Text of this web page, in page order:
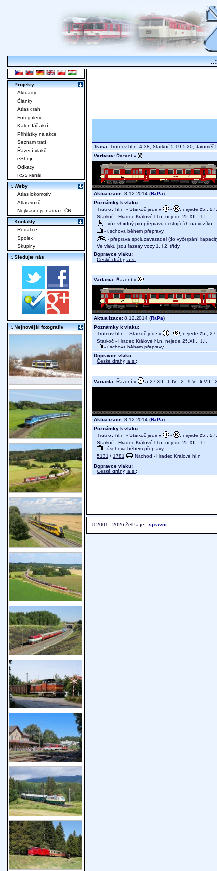
Trasa: Trutnov hl.n. 4.38, Starkoč 5.19-5.20,
Varianta: Řazení v
Aktualizace: 8.12.2014 (RaPa)
Poznámky k vlaku:
Trutnov hl.n. - Starkoč jede v
-
, nejede 25.,
Starkoč - Hradec Králové hl.n. nejede 25.XII., 1.I.
- vůz vhodný pro přepravu cestujících na vozíku
- úschova během přepravy
- přeprava spoluzavazadel (do vyčerpání
Ve vlaku jsou řazeny vozy 1. i 2. třídy
Dopravce vlaku:
České dráhy, a.s. ;
Varianta: Řazení v
Aktualizace: 8.12.2014 (RaPa)
Poznámky k vlaku:
Trutnov hl.n. - Starkoč jede v
-
, nejede 25.,
Starkoč - Hradec Králové hl.n. nejede 25.XII., 1.I.
- úschova během přepravy
Dopravce vlaku:
České dráhy, a.s. ;
Varianta: Řazení v a 27.XII., 6.IV., 2., 9.V., 6.VII.,
Aktualizace: 8.12.2014 (RaPa)
Poznámky k vlaku:
Trutnov hl.n. - Starkoč jede v
-
, nejede 25.,
Starkoč - Hradec Králové hl.n. nejede 25.XII., 1.I.
- úschova během přepravy
5131 / 1781
Náchod - Hradec Králové hl.n.
Dopravce vlaku:
České dráhy, a.s. ;
© 2001 - 2026 ŽelPage - správci
:. Projekty
Aktuality
Články
Atlas drah
Fotogalerie
Kalendář akcí
Přihlášky na akce
Seznam tratí
Řazení vlaků
eShop
Odkazy
RSS kanál
:. Weby
Atlas lokomotiv
Atlas vozů
Nejkrásnější nádraží ČR
:. Kontakty
Redakce
Spolek
Skupiny
:. Sledujte nás
:. Nejnovější fotografie